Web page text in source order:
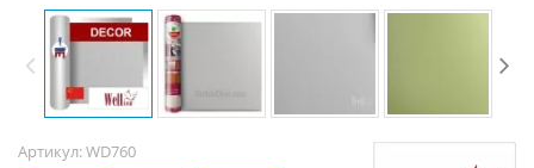
Артикул:WD760